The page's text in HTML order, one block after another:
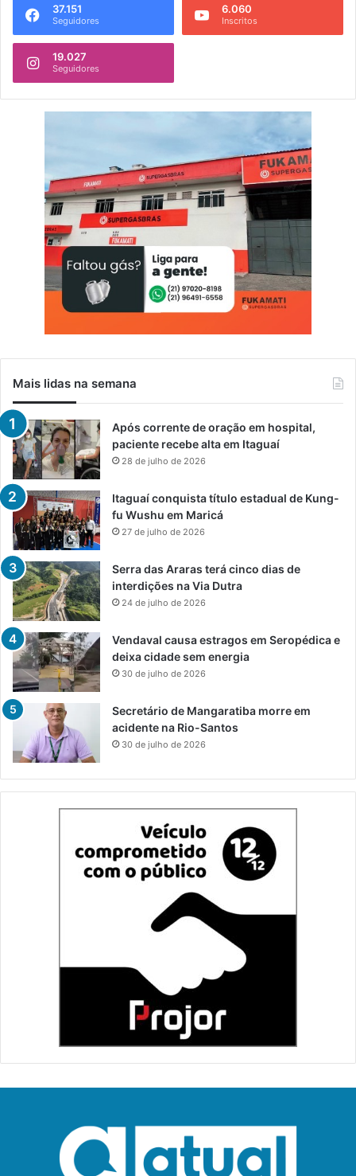
37.151
Seguidores
6.060
Inscritos
19.027
Seguidores
Mais lidas na semana
Após corrente de oração em hospital,
paciente recebe alta em Itaguaí
28 de julho de 2026
Itaguaí conquista título estadual de Kung-
fu Wushu em Maricá
27 de julho de 2026
Serra das Araras terá cinco dias de
interdições na Via Dutra
24 de julho de 2026
Vendaval causa estragos em Seropédica e
deixa cidade sem energia
30 de julho de 2026
Secretário de Mangaratiba morre em
acidente na Rio-Santos
30 de julho de 2026